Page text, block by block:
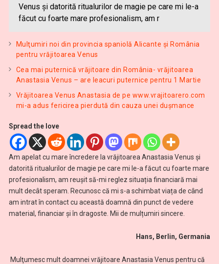
Venus și datorită ritualurilor de magie pe care mi le-a
făcut cu foarte mare profesionalism, am r
Mulţumiri noi din provincia spaniolă Alicante și România
pentru vrăjitoarea Venus
Cea mai puternică vrăjitoare din România- vrăjitoarea
Anastasia Venus – are leacuri puternice pentru 1 Martie
Vrăjitoarea Venus Anastasia de pe www.vrajitoarero.com
mi-a adus fericirea pierdută din cauza unei dușmance
Spread the love
Am apelat cu mare încredere la vrăjitoarea Anastasia Venus și
datorită ritualurilor de magie pe care mi le-a făcut cu foarte mare
profesionalism, am reușit să-mi reglez situația financiară mai
mult decât speram. Recunosc că mi s-a schimbat viața de când
am intrat în contact cu această doamnă din punct de vedere
material, financiar și în dragoste. Mii de mulțumiri sincere.
Hans, Berlin, Germania
Mulţumesc mult doamnei vrăjitoare Anastasia Venus pentru că